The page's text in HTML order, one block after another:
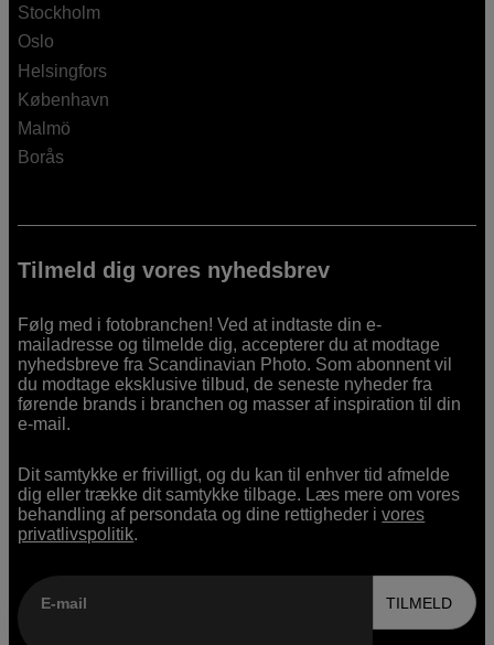
Stockholm
Oslo
Helsingfors
København
Malmö
Borås
Tilmeld dig vores nyhedsbrev
Følg med i fotobranchen! Ved at indtaste din e-
mailadresse og tilmelde dig, accepterer du at modtage
nyhedsbreve fra Scandinavian Photo. Som abonnent vil
du modtage eksklusive tilbud, de seneste nyheder fra
førende brands i branchen og masser af inspiration til din
e-mail.
Dit samtykke er frivilligt, og du kan til enhver tid afmelde
dig eller trække dit samtykke tilbage. Læs mere om vores
behandling af persondata og dine rettigheder ivores
privatlivspolitik.
E-mail TILMELD